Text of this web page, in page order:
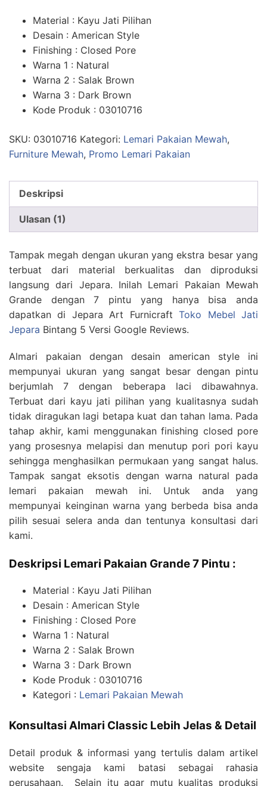
Material : Kayu Jati Pilihan
Desain : American Style
Finishing : Closed Pore
Warna 1 : Natural
Warna 2 : Salak Brown
Warna 3 : Dark Brown
Kode Produk : 03010716
SKU: 03010716 Kategori: Lemari Pakaian Mewah,
Furniture Mewah, Promo Lemari Pakaian
Deskripsi
Ulasan (1)
Tampak megah dengan ukuran yang ekstra besar yang
terbuat dari material berkualitas dan diproduksi
langsung dari Jepara. Inilah Lemari Pakaian Mewah
Grande dengan 7 pintu yang hanya bisa anda
dapatkan di Jepara Art FurnicraftToko Mebel Jati
Jepara Bintang 5 Versi Google Reviews.
Almari pakaian dengan desain american style ini
mempunyai ukuran yang sangat besar dengan pintu
berjumlah 7 dengan beberapa laci dibawahnya.
Terbuat dari kayu jati pilihan yang kualitasnya sudah
tidak diragukan lagi betapa kuat dan tahan lama. Pada
tahap akhir, kami menggunakan finishing closed pore
yang prosesnya melapisi dan menutup pori pori kayu
sehingga menghasilkan permukaan yang sangat halus.
Tampak sangat eksotis dengan warna natural pada
lemari pakaian mewah ini. Untuk anda yang
mempunyai keinginan warna yang berbeda bisa anda
pilih sesuai selera anda dan tentunya konsultasi dari
kami.
Deskripsi Lemari Pakaian Grande 7 Pintu :
Material : Kayu Jati Pilihan
Desain : American Style
Finishing : Closed Pore
Warna 1 : Natural
Warna 2 : Salak Brown
Warna 3 : Dark Brown
Kode Produk : 03010716
Kategori : Lemari Pakaian Mewah
Konsultasi Almari Classic Lebih Jelas & Detail
Detail produk & informasi yang tertulis dalam artikel
website sengaja kami batasi sebagai rahasia
perusahaan. Selain itu agar mutu kualitas produksi